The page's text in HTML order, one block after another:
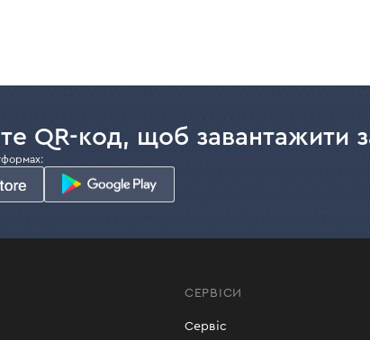
QR-код, щоб завантажити
СЕРВІСИ
Сервіс